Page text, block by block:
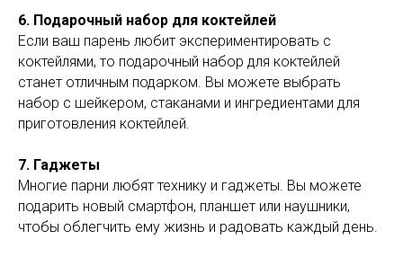
6. Подарочный набор для коктейлей
Если ваш парень любит экспериментировать с
коктейлями, то подарочный набор для коктейлей
станет отличным подарком. Вы можете выбрать
набор с шейкером, стаканами и ингредиентами для
приготовления коктейлей.
7. Гаджеты
Многие парни любят технику и гаджеты. Вы можете
подарить новый смартфон, планшет или наушники,
чтобы облегчить ему жизнь и радовать каждый день.